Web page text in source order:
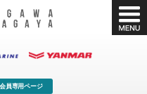
会員専用ページ